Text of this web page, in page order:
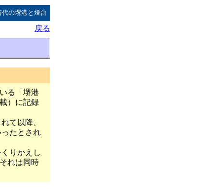
代の堺港と燈台
戻る
る「堺港
）に記録
て以降、
たとされ
りかえし
れは同時